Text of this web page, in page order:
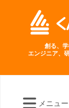
創る、
エンジニア、
メニュー